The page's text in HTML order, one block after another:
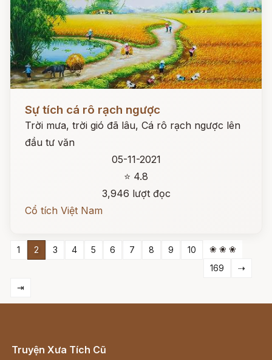
Sự tích cá rô rạch ngược
Trời mưa, trời gió đã lâu, Cá rô rạch ngược lên
đầu tư văn
05-11-2021
⭐ 4.8
3,946 lượt đọc
Cổ tích Việt Nam
1 2 3 4 5 6 7 8 9 10
❀ ❀ ❀
169
⇢
⇥
Truyện Xưa Tích Cũ